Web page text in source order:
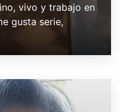
vivo y trabajo en
gusta serie,